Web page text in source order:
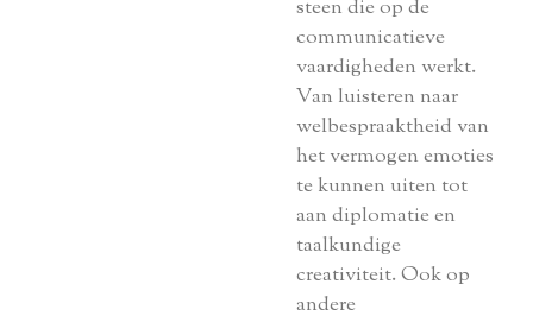
steen die op de
communicatieve
vaardigheden werkt.
Van luisteren naar
welbespraaktheid van
het vermogen emoties
te kunnen uiten tot
aan diplomatie en
taalkundige
creativiteit. Ook op
andere